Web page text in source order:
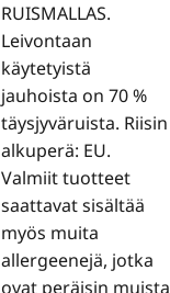
RUISMALLAS.
Leivontaan
käytetyistä
jauhoista on 70 %
täysjyväruista. Riisin
alkuperä: EU.
Valmiit tuotteet
saattavat sisältää
myös muita
allergeenejä, jotka
ovat peräisin muista